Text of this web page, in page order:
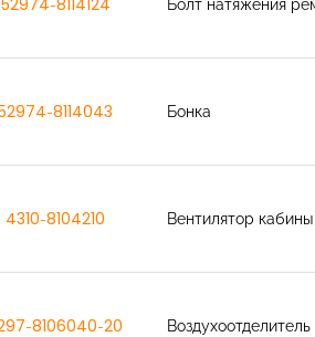
52974-8114124 Болт натяжения
8114043 Бонка
4310-8104210 Вентилятор кабины
8106040-20 Воздухоотделитель